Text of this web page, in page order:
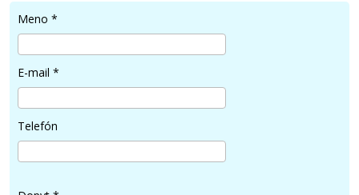
Meno *
E-mail *
Telefón